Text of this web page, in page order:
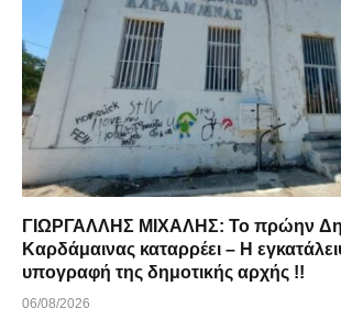
ΓΙΩΡΓΑΛΛΗΣ ΜΙΧΑΛΗΣ: Το πρώην
Καρδάμαινας καταρρέει – Η
υπογραφή της δημοτικής αρχής !!
06/08/2026